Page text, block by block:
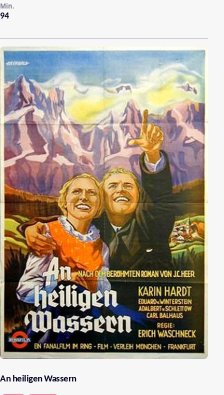
94
Min.
An heiligen Wassern